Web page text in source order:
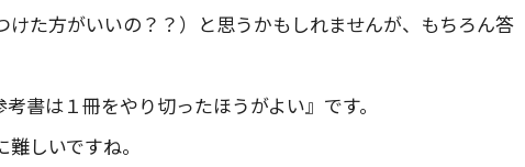
けた方がいいの？？）と思うかもしれませんが、もちろん答
書は１冊をやり切ったほうがよい』です。
しいですね。